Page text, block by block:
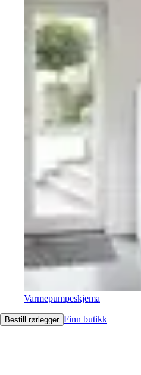
Varmepumpeskjema
Bestill rørlegger Finn butikk